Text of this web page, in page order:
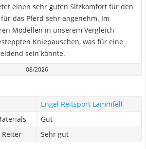
einen sehr guten Sitzkomfort für den
das Pferd sehr angenehm. Im
Modellen in unserem Vergleich
Kniepauschen, was für eine
sein könnte.
08/2026
Engel Reitsport Lammfell
Gut
Sehr gut